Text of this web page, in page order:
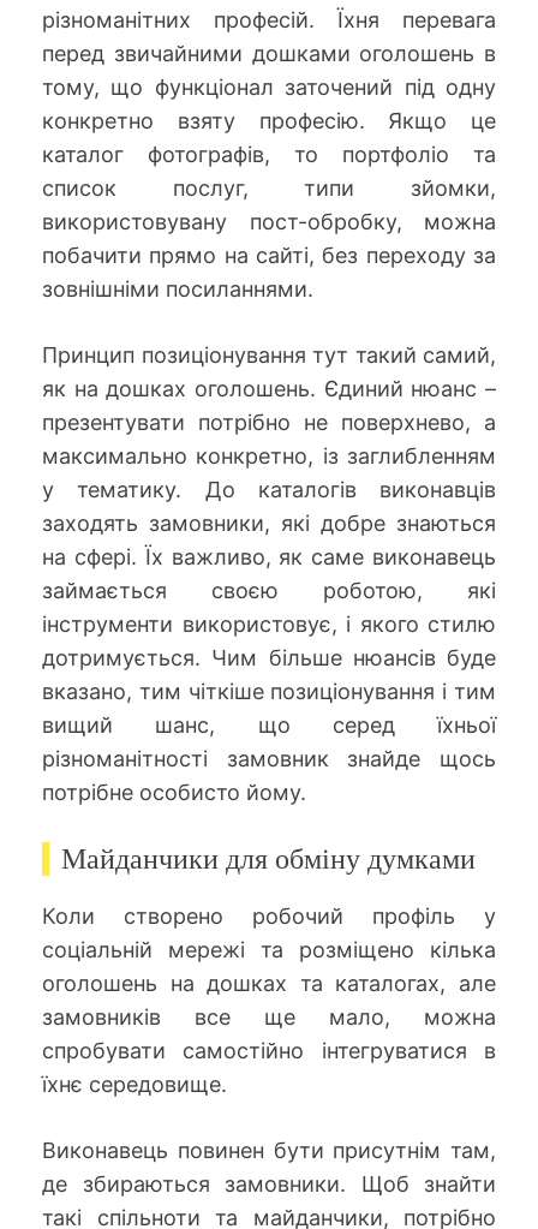
різноманітних професій. Їхня перевага
перед звичайними дошками оголошень в
тому, що функціонал заточений під одну
конкретно взяту професію. Якщо це
каталог фотографів, то портфоліо та
список послуг, типи зйомки,
використовувану пост-обробку, можна
побачити прямо на сайті, без переходу за
зовнішніми посиланнями.
Принцип позиціонування тут такий самий,
як на дошках оголошень. Єдиний нюанс –
презентувати потрібно не поверхнево, а
максимально конкретно, із заглибленням
у тематику. До каталогів виконавців
заходять замовники, які добре знаються
на сфері. Їх важливо, як саме виконавець
займається своєю роботою, які
інструменти використовує, і якого стилю
дотримується. Чим більше нюансів буде
вказано, тим чіткіше позиціонування і тим
вищий шанс, що серед їхньої
різноманітності замовник знайде щось
потрібне особисто йому.
Майданчики для обміну думками
Коли створено робочий профіль у
соціальній мережі та розміщено кілька
оголошень на дошках та каталогах, але
замовників все ще мало, можна
спробувати самостійно інтегруватися в
їхнє середовище.
Виконавець повинен бути присутнім там,
де збираються замовники. Щоб знайти
такі спільноти та майданчики, потрібно